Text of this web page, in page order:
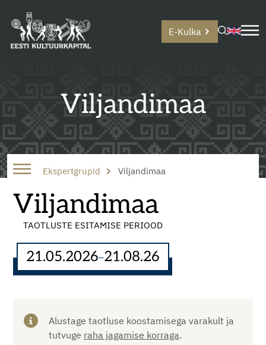
E-Kulka
Viljandimaa
Ekspertgrupid Viljandimaa
Viljandimaa
TAOTLUSTE ESITAMISE PERIOOD
21.05.2026–21.08.26
Alustage taotluse koostamisega varakult ja
tutvuge raha jagamise korraga.